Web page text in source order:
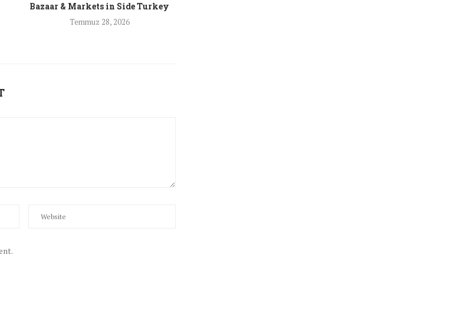
Bazaar & Markets in Side Turkey
Temmuz 28, 2026